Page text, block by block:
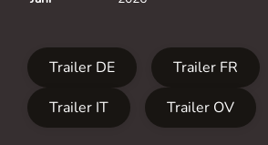
Trailer DE
Trailer FR
Trailer IT
Trailer OV